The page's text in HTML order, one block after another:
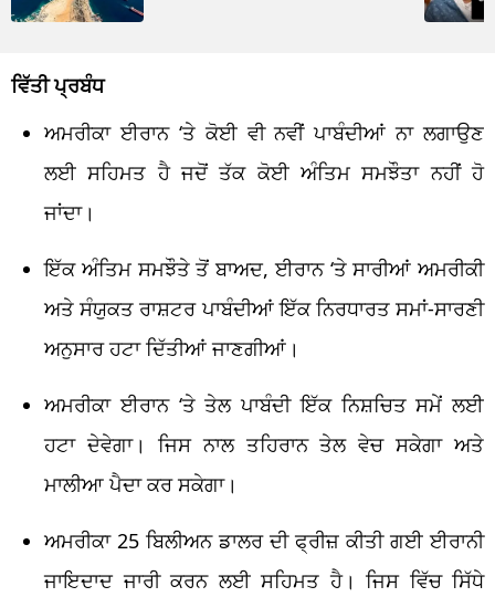
ਵਿੱਤੀ ਪ੍ਰਬੰਧ
ਅਮਰੀਕਾ ਈਰਾਨ ‘ਤੇ ਕੋਈ ਵੀ ਨਵੀਂ ਪਾਬੰਦੀਆਂ ਨਾ ਲਗਾਉਣ
ਲਈ ਸਹਿਮਤ ਹੈ ਜਦੋਂ ਤੱਕ ਕੋਈ ਅੰਤਿਮ ਸਮਝੌਤਾ ਨਹੀਂ ਹੋ
ਜਾਂਦਾ।
ਇੱਕ ਅੰਤਿਮ ਸਮਝੌਤੇ ਤੋਂ ਬਾਅਦ, ਈਰਾਨ ‘ਤੇ ਸਾਰੀਆਂ ਅਮਰੀਕੀ
ਅਤੇ ਸੰਯੁਕਤ ਰਾਸ਼ਟਰ ਪਾਬੰਦੀਆਂ ਇੱਕ ਨਿਰਧਾਰਤ ਸਮਾਂ-ਸਾਰਣੀ
ਅਨੁਸਾਰ ਹਟਾ ਦਿੱਤੀਆਂ ਜਾਣਗੀਆਂ।
ਅਮਰੀਕਾ ਈਰਾਨ ‘ਤੇ ਤੇਲ ਪਾਬੰਦੀ ਇੱਕ ਨਿਸ਼ਚਿਤ ਸਮੇਂ ਲਈ
ਹਟਾ ਦੇਵੇਗਾ। ਜਿਸ ਨਾਲ ਤਹਿਰਾਨ ਤੇਲ ਵੇਚ ਸਕੇਗਾ ਅਤੇ
ਮਾਲੀਆ ਪੈਦਾ ਕਰ ਸਕੇਗਾ।
ਅਮਰੀਕਾ 25 ਬਿਲੀਅਨ ਡਾਲਰ ਦੀ ਫ੍ਰੀਜ਼ ਕੀਤੀ ਗਈ ਈਰਾਨੀ
ਜਾਇਦਾਦ ਜਾਰੀ ਕਰਨ ਲਈ ਸਹਿਮਤ ਹੈ। ਜਿਸ ਵਿੱਚ ਸਿੱਧੇ